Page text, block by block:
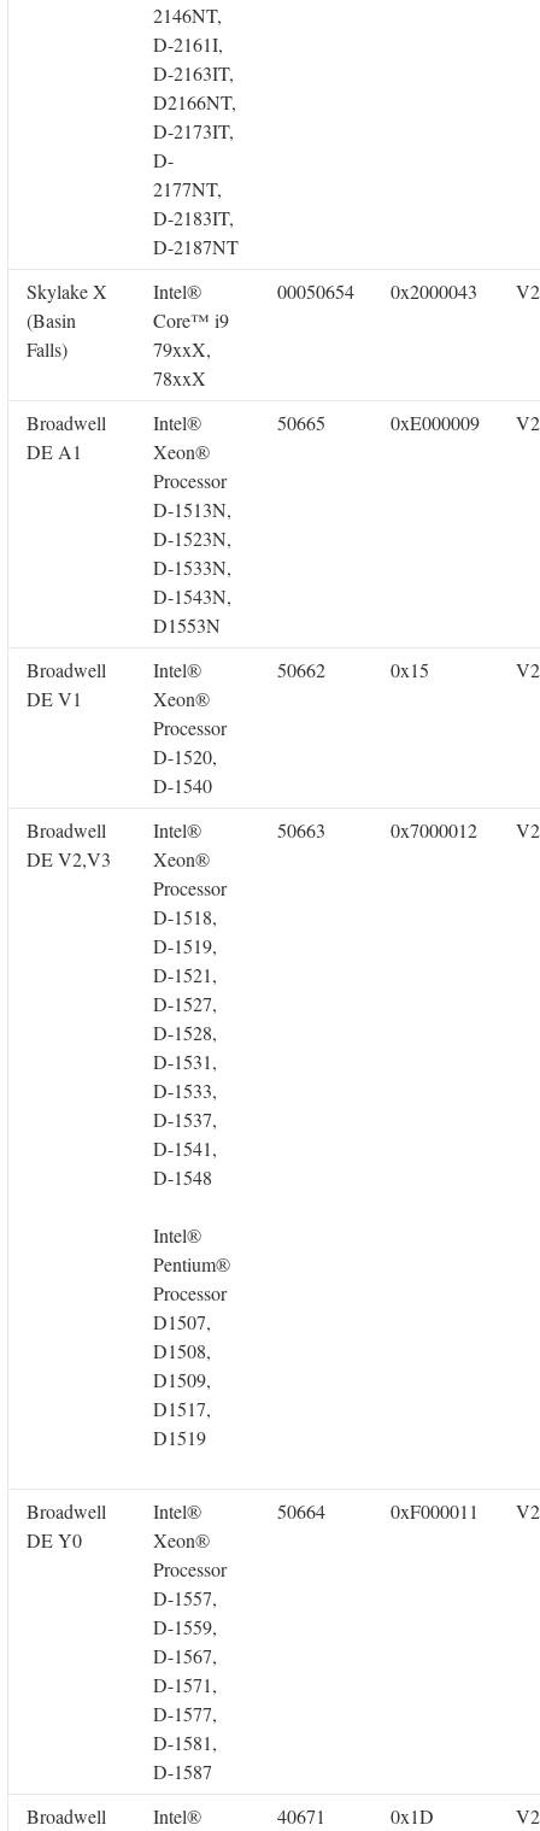
2146NT,
D-2161I,
D-2163IT,
D2166NT,
D-2173IT,
D-
2177NT,
D-2183IT,
D-2187NT
Skylake X
(Basin
Falls)
Intel®
Core™ i9
79xxX,
78xxX
00050654 0x2000043
Broadwell
DE A1
Intel®
Xeon®
Processor
D-1513N,
D-1523N,
D-1533N,
D-1543N,
D1553N
50665 0xE000009
Broadwell
DE V1
Intel®
Xeon®
Processor
D-1520,
D-1540
50662 0x15
Broadwell
DE V2,V3
Intel®
Xeon®
Processor
D-1518,
D-1519,
D-1521,
D-1527,
D-1528,
D-1531,
D-1533,
D-1537,
D-1541,
D-1548
Intel®
Pentium®
Processor
D1507,
D1508,
D1509,
D1517,
D1519
50663 0x7000012
Broadwell
DE Y0
Intel®
Xeon®
Processor
D-1557,
D-1559,
D-1567,
D-1571,
D-1577,
D-1581,
D-1587
50664 0xF000011
Broadwell
Intel®
40671 0x1D